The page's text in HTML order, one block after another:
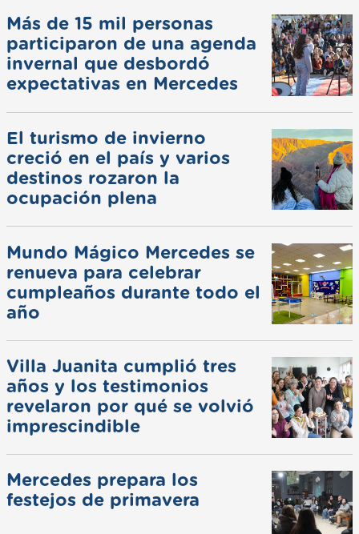
Más de 15 mil personas
participaron de una agenda
invernal que desbordó
expectativas en Mercedes
El turismo de invierno
creció en el país y varios
destinos rozaron la
ocupación plena
Mundo Mágico Mercedes se
renueva para celebrar
cumpleaños durante todo el
año
Villa Juanita cumplió tres
años y los testimonios
revelaron por qué se volvió
imprescindible
Mercedes prepara los
festejos de primavera